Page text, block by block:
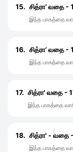
15. சித்ரா’ வதை -
இந்த பாகத்தை
16. சித்ரா’ வதை -
இந்த பாகத்தை
17. சித்ரா' வதை -
இந்த பாகத்தை
18. சித்ரா' - வதை
இந்த பாகத்தை